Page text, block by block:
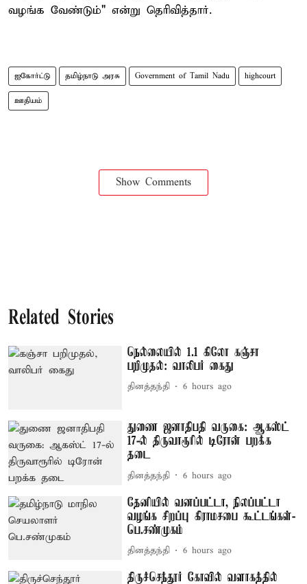
வழங்க வேண்டும்" என்று தெரிவித்தார்.
ஐகோர்ட்டு தமிழ்நாடு அரசு Government of Tamil Nadu highcourt
ஊதியம்
Show Comments
Related Stories
நெல்லையில் 1.1 கிலோ கஞ்சா
பறிமுதல்: வாலிபர் கைது
தினத்தந்தி 6 hours ago
துணை ஜனாதிபதி வருகை: ஆகஸ்ட்
17-ல் திருவாரூரில் டிரோன் பறக்க
தடை
தினத்தந்தி 6 hours ago
தேனியில் வனப்பட்டா, நிலப்பட்டா
வழங்க சிறப்பு கிராமசபை கூட்டங்கள்-
பெ.சண்முகம்
தினத்தந்தி 6 hours ago
திருச்செந்தூர் கோவில் வளாகத்தில்